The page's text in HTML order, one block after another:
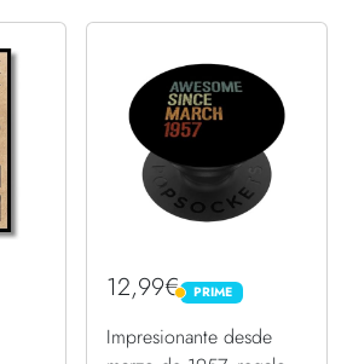
12,99€ PRIME
PRIME
Impresionante desde